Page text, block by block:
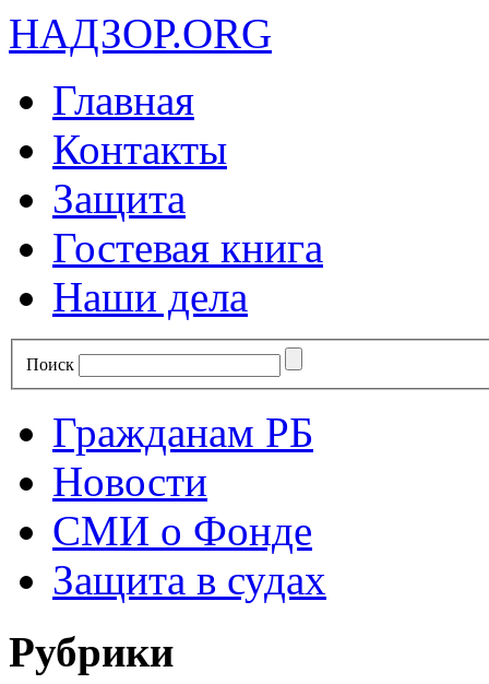
НАДЗОР.ORG
Главная
Контакты
Защита
Гостевая книга
Наши дела
Поиск
Гражданам РБ
Новости
СМИ о Фонде
Защита в судах
Рубрики